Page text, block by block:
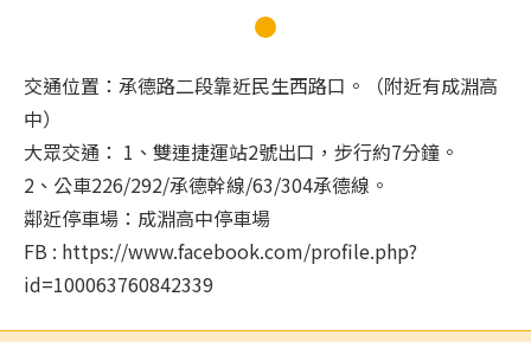
交通位置：承德路二段靠近民生西路口。（附近有成淵高
中）
大眾交通： 1、雙連捷運站2號出口，步行約7分鐘。
2、公車226/292/承德幹線/63/304承德線。
鄰近停車場：成淵高中停車場
FB : https://www.facebook.com/profile.php?
id=100063760842339